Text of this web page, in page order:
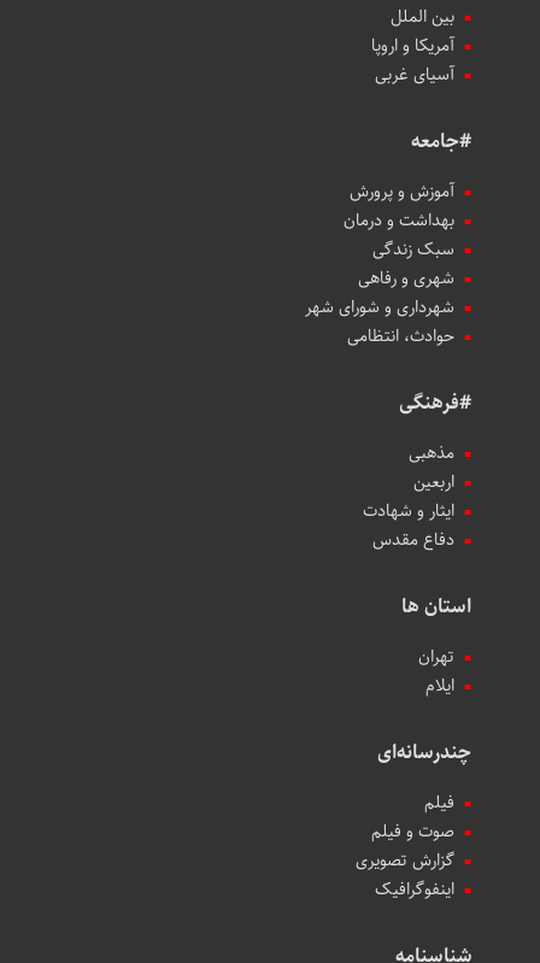
بین الملل
آمریکا و اروپا
آسیای غربی
#جامعه
آموزش و پرورش
بهداشت و درمان
سبک زندگی
شهری و رفاهی
شهرداری و شورای شهر
حوادث، انتظامی
#فرهنگی
مذهبی
اربعین
ایثار و شهادت
دفاع مقدس
استان ها
تهران
ایلام
چندرسانه‌ای
فیلم
صوت و فیلم
گزارش تصویری
اینفوگرافیک
شناسنامه